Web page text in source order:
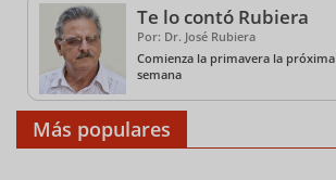
Te lo contó Rubiera
Por: Dr. José Rubiera
Comienza la primavera la próxima
semana
Más populares